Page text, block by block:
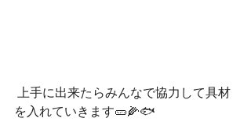
を入れていきます🥒🌽🐟